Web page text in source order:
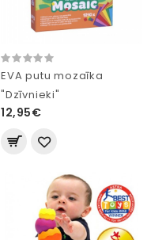
EVA putu mozaīka
"Dzīvnieki"
12,95€